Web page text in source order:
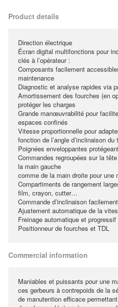
Product details
Direction électrique
Écran digital multifonctions pour
clés à l’opérateur :
Composants facilement
maintenance
Diagnostic et analyse rapides via
Amortissement des fourches (en
protéger les charges
Grande manœuvrabilité pour
espaces confinés
Vitesse proportionnelle pour
fonction de l’angle d’inclinaison du
Poignées enveloppantes
Commandes regroupées sur la
la main gauche
comme de la main droite pour une
Compartiments de rangement
film, crayon, cutter…
Commande d’inclinaison
Ajustement automatique de la
Freinage automatique et
Positionneur de fourches et TDL
Commercial information
Maniables et puissants pour une
ces gerbeurs à contrepoids de la
de manutention efficace